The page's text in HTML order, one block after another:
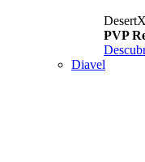
PVP
Diavel